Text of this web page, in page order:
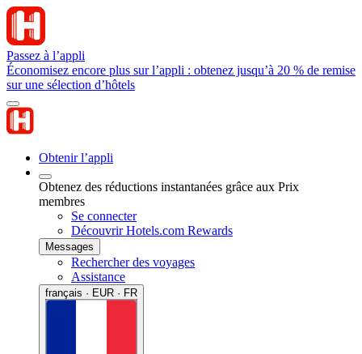
Passez à l’appli
Économisez encore plus sur l’appli : obtenez jusqu’à 20 % de remise
sur une sélection d’hôtels
Obtenir l’appli
Obtenez des réductions instantanées grâce aux Prix
membres
Se connecter
Découvrir Hotels.com Rewards
Messages
Rechercher des voyages
Assistance
français · EUR · FR